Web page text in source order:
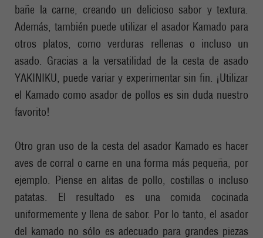
bañe la carne, creando un delicioso sabor y textura.
Además, también puede utilizar el asador Kamado para
otros platos, como verduras rellenas o incluso un
asado. Gracias a la versatilidad de la cesta de asado
YAKINIKU, puede variar y experimentar sin fin. ¡Utilizar
el Kamado como asador de pollos es sin duda nuestro
favorito!
Otro gran uso de la cesta del asador Kamado es hacer
aves de corral o carne en una forma más pequeña, por
ejemplo. Piense en alitas de pollo, costillas o incluso
patatas. El resultado es una comida cocinada
uniformemente y llena de sabor. Por lo tanto, el asador
del kamado no sólo es adecuado para grandes piezas